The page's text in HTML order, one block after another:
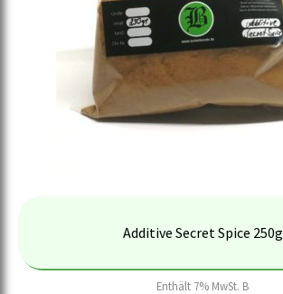
Additive Secret Spice 250g
Enthält 7% MwSt. B